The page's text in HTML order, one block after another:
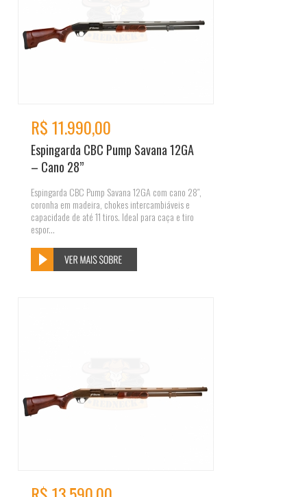
R$ 11.990,00
Espingarda CBC Pump Savana 12GA
– Cano 28”
Espingarda CBC Pump Savana 12GA com cano 28″,
coronha em madeira, chokes intercambiáveis e
capacidade de até 11 tiros. Ideal para caça e tiro
espor...